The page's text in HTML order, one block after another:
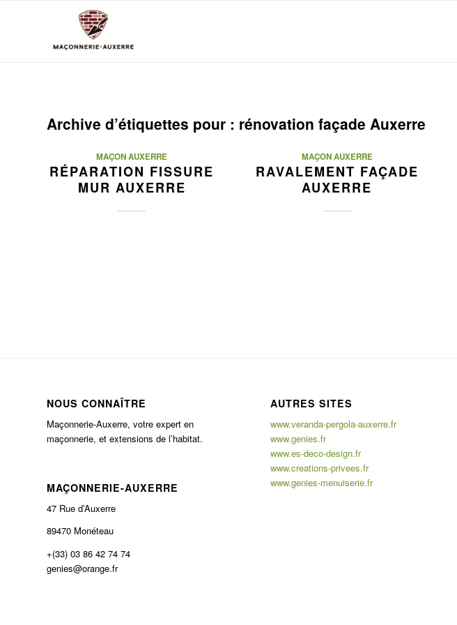
Archive d’étiquettes pour : rénovation façade Auxerre
MAÇON AUXERRE
RÉPARATION FISSURE
MUR AUXERRE
MAÇON AUXERRE
RAVALEMENT FAÇADE
AUXERRE
NOUS CONNAÎTRE
Maçonnerie-Auxerre, votre expert en
maçonnerie, et extensions de l’habitat.
MAÇONNERIE-AUXERRE
47 Rue d’Auxerre
89470 Monéteau
+(33) 03 86 42 74 74
genies@orange.fr
AUTRES SITES
www.veranda-pergola-auxerre.fr
www.genies.fr
www.es-deco-design.fr
www.creations-privees.fr
www.genies-menuiserie.fr